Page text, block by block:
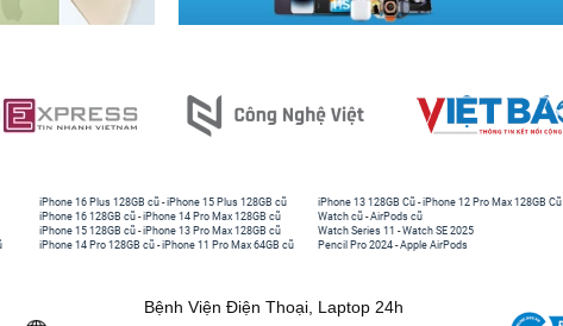
iPhone 16 Plus 128GB cũ -iPhone 15 Plus 128GB cũ
iPhone 16 128GB cũ -iPhone 14 Pro Max 128GB cũ
iPhone 15 128GB cũ -iPhone 13 Pro Max 128GB cũ
iPhone 14 Pro 128GB cũ -iPhone 11 Pro Max 64GB cũ
iPhone 13 128GB Cũ -iPhone 12 Pro Max 128GB Cũ
Watch cũ -AirPods cũ
Watch Series 11 -Watch SE 2025
Pencil Pro 2024 -Apple AirPods
Bệnh Viện Điện Thoại, Laptop 24h